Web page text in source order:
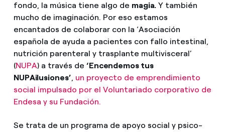
fondo, la música tiene algo de magia. Y también
mucho de imaginación. Por eso estamos
encantados de colaborar con la ‘Asociación
española de ayuda a pacientes con fallo intestinal,
nutrición parenteral y trasplante multivisceral’
(NUPA) a través de ‘Encendemos tus
NUPAilusiones’, un proyecto de emprendimiento
social impulsado por el Voluntariado corporativo de
Endesa y su Fundación.
Se trata de un programa de apoyo social y psico-